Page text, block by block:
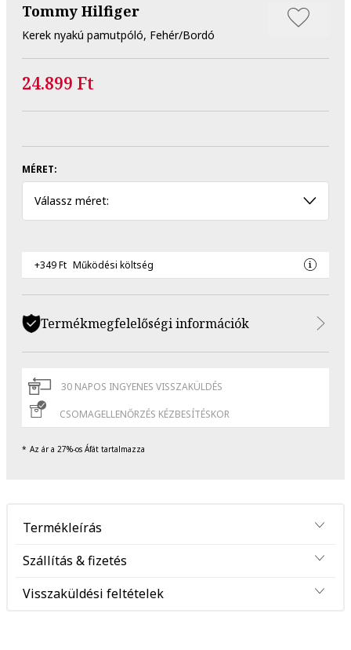
Tommy Hilfiger
Kerek nyakú pamutpóló, Fehér/Bordó
24.899 Ft
MÉRET:
Válassz méret:
+349 Ft Működési költség
Termékmegfelelőségi információk
30 NAPOS INGYENES VISSZAKÜLDÉS
CSOMAGELLENŐRZÉS KÉZBESÍTÉSKOR
Az ár a 27%-os Áfát tartalmazza
Termékleírás
Szállítás & fizetés
Visszaküldési feltételek